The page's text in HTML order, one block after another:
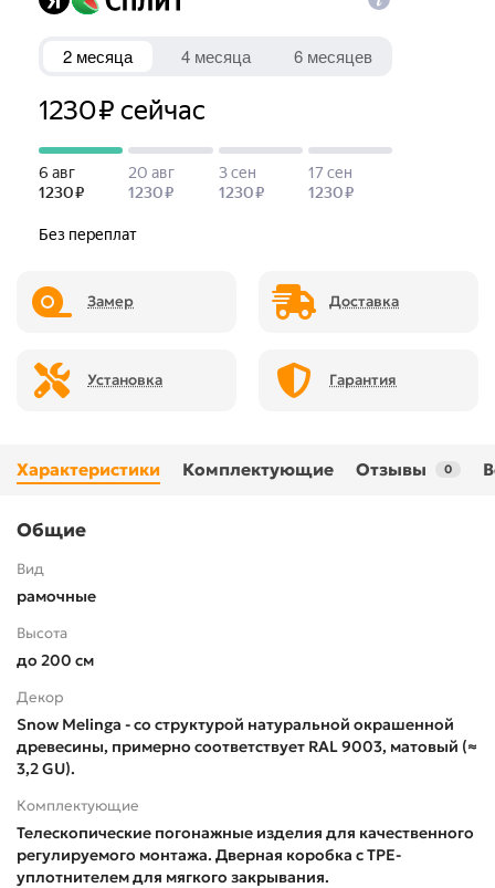
Замер Доставка
Установка Гарантия
Характеристики Комплектующие Отзывы 0
Общие
Вид
рамочные
Высота
до 200 см
Декор
Snow Melinga - со структурой натуральной окрашенной
древесины, примерно соответствует RAL 9003, матовый (≈
3,2 GU).
Комплектующие
Телескопические погонажные изделия для качественного
регулируемого монтажа. Дверная коробка с TPE-
уплотнителем для мягкого закрывания.